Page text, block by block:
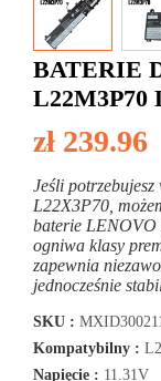
BATERIE
L22M3P70
zł 239.96
Jeśli
L22X3P70,
baterie LENOVO
ogniwa klasy
zapewnia
jednocześnie
SKU :
Kompatybilny :
Napięcie : 11.31V